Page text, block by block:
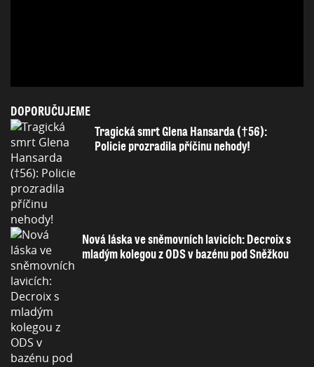
DOPORUČUJEME
Tragická smrt Glena Hansarda (†56):
Policie prozradila příčinu nehody!
Nová láska ve sněmovních lavicích: Decroix s
mladým kolegou z ODS v bazénu pod Sněžkou